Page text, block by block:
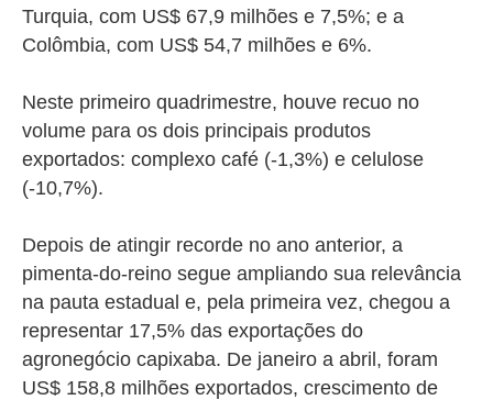
Turquia, com US$ 67,9 milhões e 7,5%; e a
Colômbia, com US$ 54,7 milhões e 6%.
Neste primeiro quadrimestre, houve recuo no
volume para os dois principais produtos
exportados: complexo café (-1,3%) e celulose
(-10,7%).
Depois de atingir recorde no ano anterior, a
pimenta-do-reino segue ampliando sua relevância
na pauta estadual e, pela primeira vez, chegou a
representar 17,5% das exportações do
agronegócio capixaba. De janeiro a abril, foram
US$ 158,8 milhões exportados, crescimento de